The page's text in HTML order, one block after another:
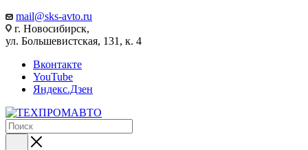
mail@sks-avto.ru
г. Новосибирск,
ул. Большевистская, 131, к. 4
Вконтакте
YouTube
Яндекс.Дзен